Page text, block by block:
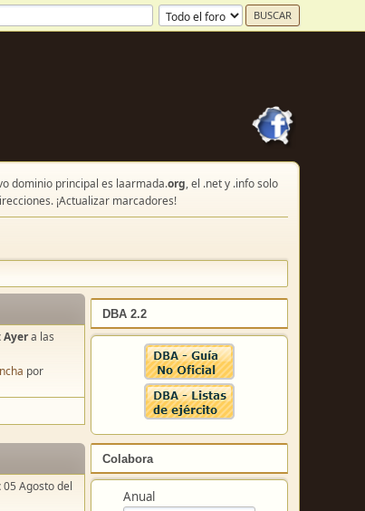
dominio principal es laarmada.org, el .net y .info solo
¡Actualizar marcadores!
DBA 2.2
Colabora
Anual
Ayera las
por
05 Agosto del